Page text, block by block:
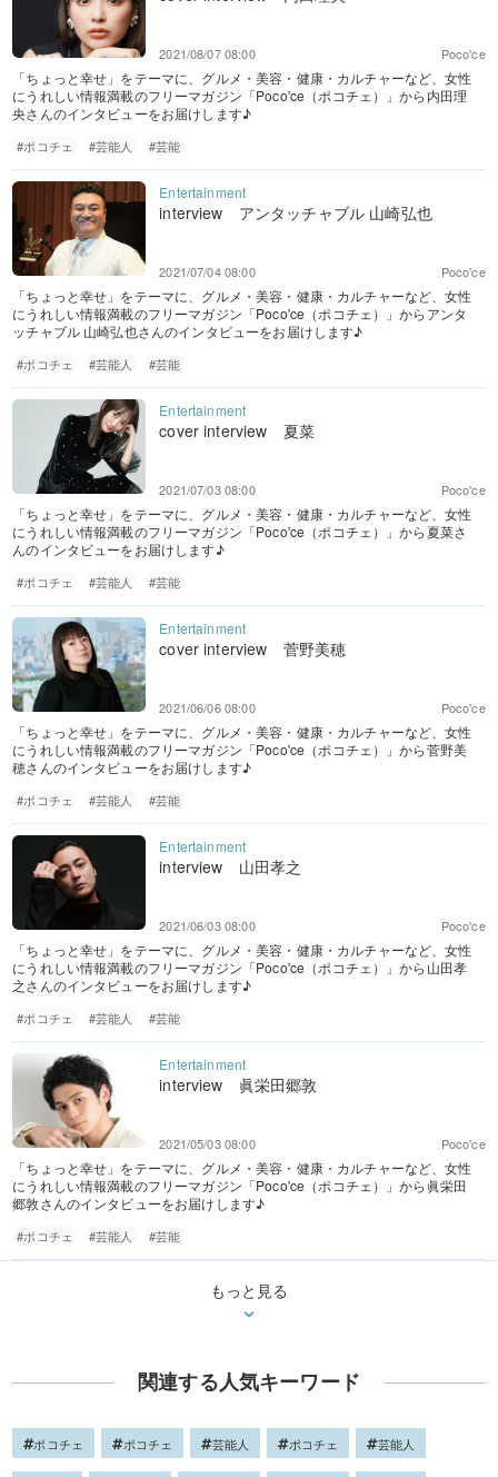
Poco'ce
2021/08/07 08:00
「ちょっと幸せ」をテーマに、グルメ・美容・健康・カルチャーなど、女性
にうれしい情報満載のフリーマガジン「Poco'ce（ポコチェ）」から内田理
央さんのインタビューをお届けします♪
#ポコチェ #芸能人 #芸能
interview アンタッチャブル 山崎弘也
Poco'ce
2021/07/04 08:00
「ちょっと幸せ」をテーマに、グルメ・美容・健康・カルチャーなど、女性
にうれしい情報満載のフリーマガジン「Poco'ce（ポコチェ）」からアンタ
ッチャブル 山崎弘也さんのインタビューをお届けします♪
#ポコチェ #芸能人 #芸能
cover interview 夏菜
Poco'ce
2021/07/03 08:00
「ちょっと幸せ」をテーマに、グルメ・美容・健康・カルチャーなど、女性
にうれしい情報満載のフリーマガジン「Poco'ce（ポコチェ）」から夏菜さ
んのインタビューをお届けします♪
#ポコチェ #芸能人 #芸能
cover interview 菅野美穂
Poco'ce
2021/06/06 08:00
「ちょっと幸せ」をテーマに、グルメ・美容・健康・カルチャーなど、女性
にうれしい情報満載のフリーマガジン「Poco'ce（ポコチェ）」から菅野美
穂さんのインタビューをお届けします♪
#ポコチェ #芸能人 #芸能
interview 山田孝之
Poco'ce
2021/06/03 08:00
「ちょっと幸せ」をテーマに、グルメ・美容・健康・カルチャーなど、女性
にうれしい情報満載のフリーマガジン「Poco'ce（ポコチェ）」から山田孝
之さんのインタビューをお届けします♪
#ポコチェ #芸能人 #芸能
interview 眞栄田郷敦
Poco'ce
2021/05/03 08:00
「ちょっと幸せ」をテーマに、グルメ・美容・健康・カルチャーなど、女性
にうれしい情報満載のフリーマガジン「Poco'ce（ポコチェ）」から眞栄田
郷敦さんのインタビューをお届けします♪
#ポコチェ #芸能人 #芸能
もっと見る
関連する人気キーワード
ポコチェ ポコチェ 芸能人 ポコチェ 芸能人